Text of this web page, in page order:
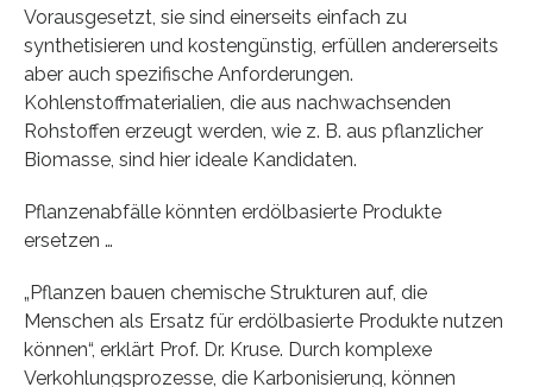
Vorausgesetzt, sie sind einerseits einfach zu
synthetisieren und kostengünstig, erfüllen andererseits
aber auch spezifische Anforderungen.
Kohlenstoffmaterialien, die aus nachwachsenden
Rohstoffen erzeugt werden, wie z. B. aus pflanzlicher
Biomasse, sind hier ideale Kandidaten.
Pflanzenabfälle könnten erdölbasierte Produkte
ersetzen …
„Pflanzen bauen chemische Strukturen auf, die
Menschen als Ersatz für erdölbasierte Produkte nutzen
können“, erklärt Prof. Dr. Kruse. Durch komplexe
Verkohlungsprozesse, die Karbonisierung, können